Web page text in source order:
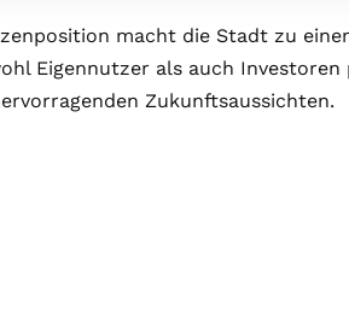
macht die Stadt zu
Eigennutzer als auch
Zukunftsaussichten.